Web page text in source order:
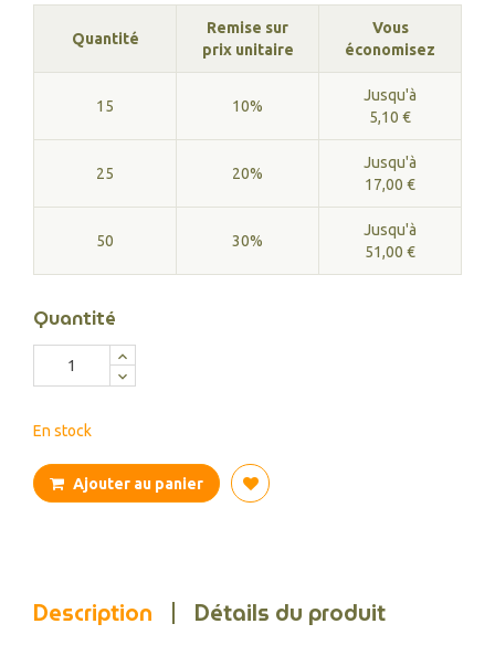
Quantité
Remise sur
prix unitaire
Vous
économisez
15 10%
Jusqu'à
5,10 €
25 20%
Jusqu'à
17,00 €
50 30%
Jusqu'à
51,00 €
Quantité
En stock
Ajouter au panier
Description Détails du produit